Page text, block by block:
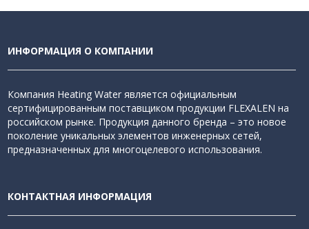
ИНФОРМАЦИЯ О КОМПАНИИ
Компания Heating Water является официальным
сертифицированным поставщиком продукции FLEXALEN на
российском рынке. Продукция данного бренда – это новое
поколение уникальных элементов инженерных сетей,
предназначенных для многоцелевого использования.
КОНТАКТНАЯ ИНФОРМАЦИЯ